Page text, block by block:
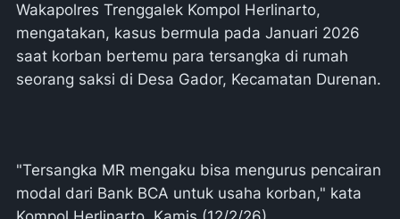
Wakapolres Trenggalek Kompol Herlinarto,
mengatakan, kasus bermula pada Januari 2026
saat korban bertemu para tersangka di rumah
seorang saksi di Desa Gador, Kecamatan Durenan.
"Tersangka MR mengaku bisa mengurus pencairan
modal dari Bank BCA untuk usaha korban," kata